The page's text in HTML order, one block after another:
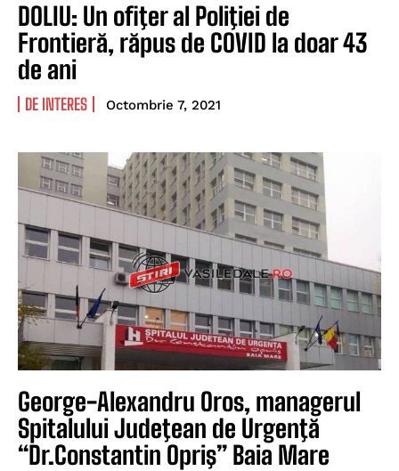
DOLIU: Un ofiţer al Poliţiei de
Frontieră, răpus de COVID la doar 43
de ani
DE INTERES Octombrie 7, 2021
George-Alexandru Oros, managerul
Spitalului Judeţean de Urgenţă
“Dr.Constantin Opriş” Baia Mare